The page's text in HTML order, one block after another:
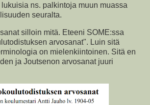
ns. palkintoja muun muassa
seuralta.
silloin mitä. Eteeni SOME:ssa
arvosanat". Luin sitä
on mielenkiintoinen. Sitä en
ja Joutsenon arvosanat juuri